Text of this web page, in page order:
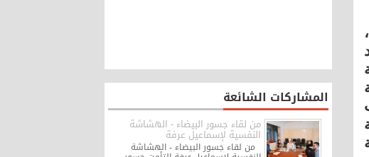
المشاركات الشائعة
من لقاء جسور البيضاء - الهشاشة
النفسية لإسماعيل عرفة
من لقاء جسور البيضاء - الهشاشة